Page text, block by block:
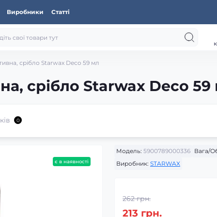
Виробники Статті
срібло Starwax Deco 59 мл
срібло Starwax Deco 59
0
є в наявності
Модель: 5900789000336 Вага/
Виробник: STARWAX
262 грн.
213 грн.